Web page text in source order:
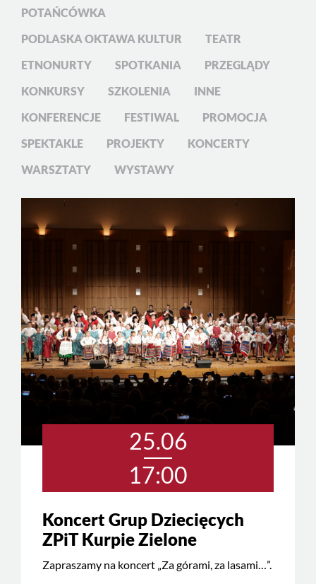
POTAŃCÓWKA
PODLASKA OKTAWA KULTUR
TEATR
ETNONURTY
SPOTKANIA
PRZEGLĄDY
KONKURSY
SZKOLENIA
INNE
KONFERENCJE
FESTIWAL
PROMOCJA
SPEKTAKLE
PROJEKTY
KONCERTY
WARSZTATY
WYSTAWY
25.06
17:00
Koncert Grup Dziecięcych
ZPiT Kurpie Zielone
Zapraszamy na koncert „Za górami, za lasami…”.